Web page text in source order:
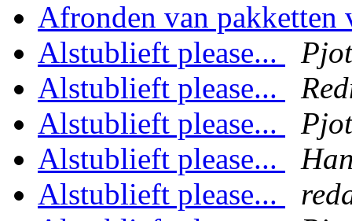
Afronden van pakketten
Alstublieft please...
Alstublieft please...
Alstublieft please...
Alstublieft please...
Alstublieft please...